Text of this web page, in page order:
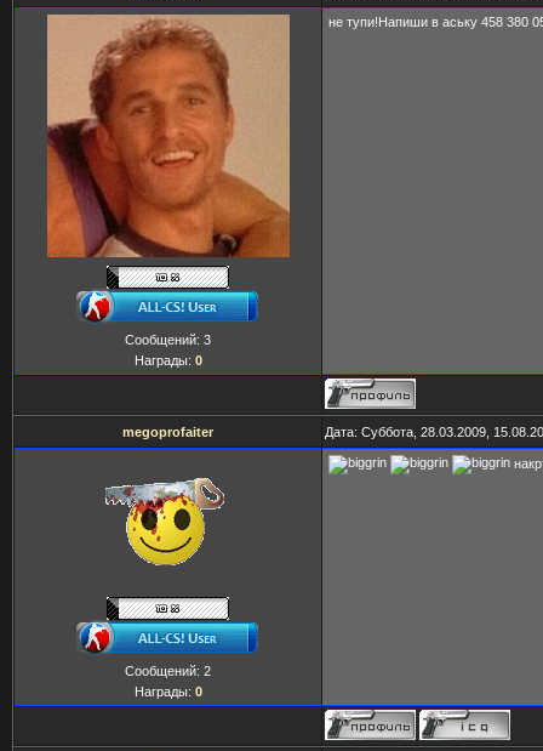
Сообщений: 3
Награды: 0
не тупи!Напиши в аську 458 380
megoprofaiter Дата: Суббота, 28.03.2009,
Сообщений: 2
Награды: 0